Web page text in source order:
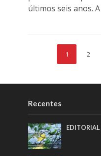
últimos seis anos.
1 2
Recentes